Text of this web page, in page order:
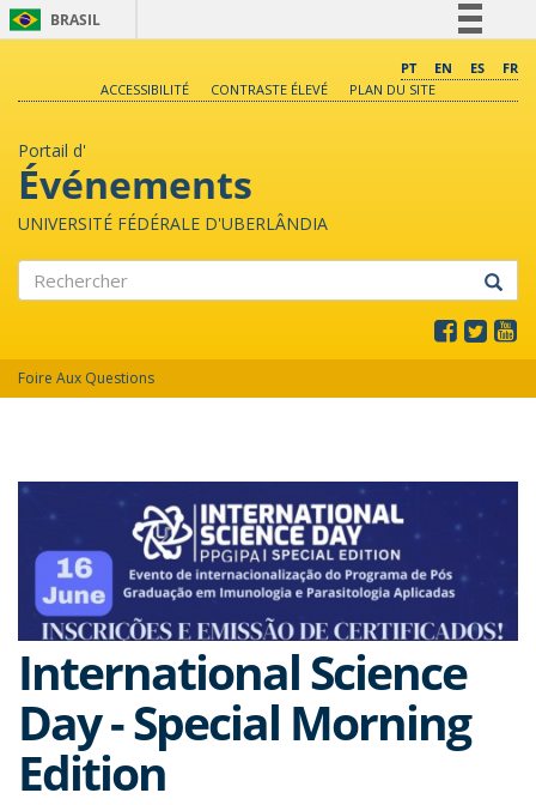
BRASIL
Comunica BR
PT EN ES
FR
ACCESSIBILITÉ
CONTRASTE ÉLEVÉ PLAN DU SITE
Portail d'
Événements
UNIVERSITÉ FÉDÉRALE D'UBERLÂNDIA
Foire Aux Questions
International Science
Day - Special Morning
Edition